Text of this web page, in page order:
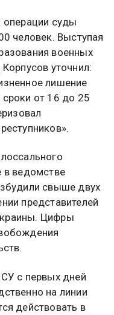
операции суды
человек. Выступая
военных
уточнил:
лишение
от 16 до 25
в ведомстве
свыше двух
представителей
Цифры
с первых дней
на линии
действовать в